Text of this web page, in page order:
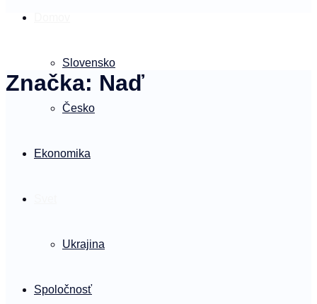
Slovensko
Česko
Ekonomika
Ukrajina
Spoločnosť
Značka: Naď